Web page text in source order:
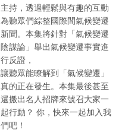
主持，透過輕鬆與有趣的互動
為聽眾們綜整國際間氣候變遷
新聞。本集將針對「氣候變遷
陰謀論」舉出氣候變遷事實進
行反證，
讓聽眾能瞭解到「氣候變遷」
真的正在發生。本集最後甚至
還搬出名人招牌來號召大家一
起行動？ 你，快來一起加入我
們吧！